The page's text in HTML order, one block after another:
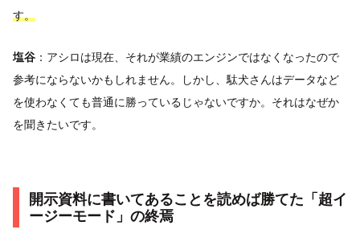
す。
塩谷 ：アシロは現在、それが業績のエンジンではなくなったので
参考にならないかもしれません。しかし、駄犬さんはデータなど
を使わなくても普通に勝っているじゃないですか。それはなぜか
を聞きたいです。
開示資料に書いてあることを読めば勝てた「超イ
ージーモード」の終焉